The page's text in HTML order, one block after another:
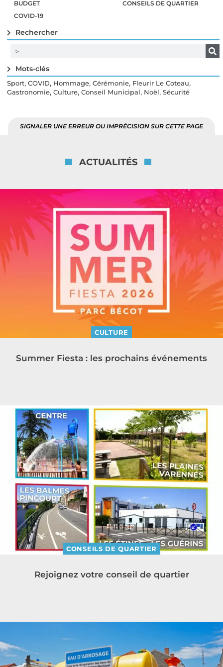
BUDGET
COVID-19
CONSEILS DE QUARTIER
Rechercher
Mots-clés
Sport, COVID, Hommage, Cérémonie, Fleurir Le Coteau,
Gastronomie, Culture, Conseil Municipal, Noël, Sécurité
SIGNALER UNE ERREUR OU IMPRÉCISION SUR CETTE PAGE
ACTUALITÉS
CULTURE
Summer Fiesta : les prochains événements
CONSEILS DE QUARTIER
Rejoignez votre conseil de quartier